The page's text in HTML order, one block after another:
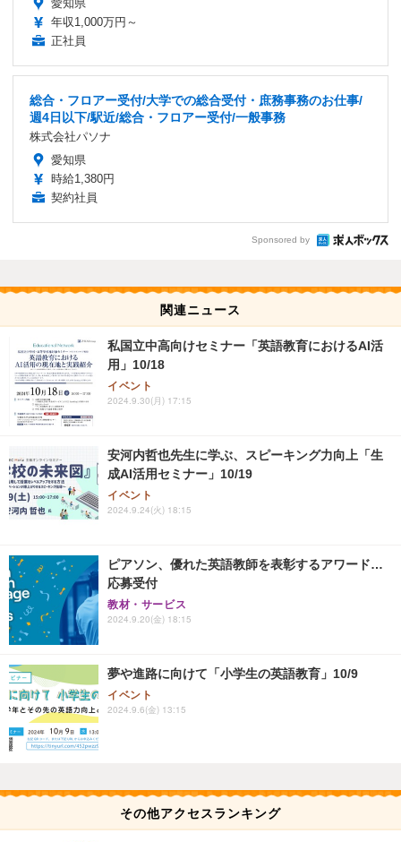
愛知県
年収1,000万円～
正社員
総合・フロアー受付/大学での総合受付・庶務事務のお仕事/
週4日以下/駅近/総合・フロアー受付/一般事務
株式会社パソナ
愛知県
時給1,380円
契約社員
Sponsored by
関連ニュース
私国立中高向けセミナー「英語教育におけるAI活
用」10/18
イベント
2024.9.30(月) 17:15
安河内哲也先生に学ぶ、スピーキング力向上「生
成AI活用セミナー」10/19
イベント
2024.9.24(火) 18:15
ピアソン、優れた英語教師を表彰するアワード…
応募受付
教材・サービス
2024.9.20(金) 18:15
夢や進路に向けて「小学生の英語教育」10/9
イベント
2024.9.6(金) 13:15
その他アクセスランキング